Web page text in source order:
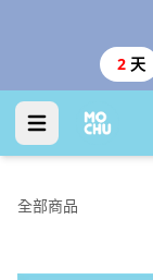
2 天
全部商品